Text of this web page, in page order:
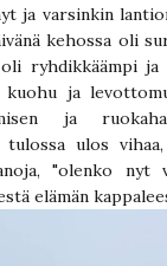
ja varsinkin
kehossa oli
ryhdikkäämpi ja
kuohu ja
ja
tulossa ulos
"olenko nyt
elämän